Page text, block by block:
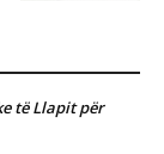
të Llapit për